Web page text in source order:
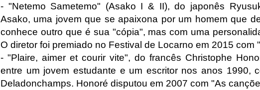
- "Netemo Sametemo" (Asako I & II), do japonês
Asako, uma jovem que se apaixona por um homem que
conhece outro que é sua "cópia", mas com uma
O diretor foi premiado no Festival de Locarno em 2015 com
- "Plaire, aimer et courir vite", do francês Christophe
entre um jovem estudante e um escritor nos anos 1990,
Deladonchamps. Honoré disputou em 2007 com "As